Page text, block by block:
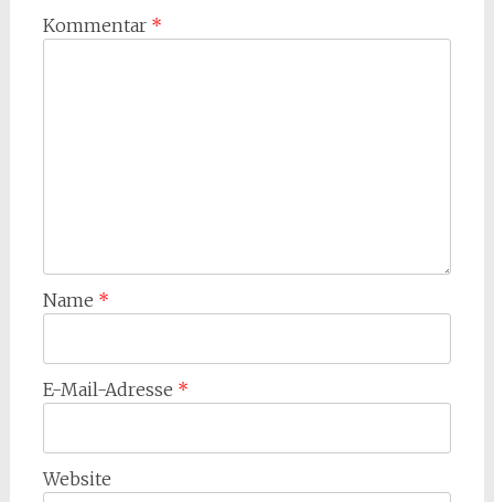
Kommentar *
Name *
E-Mail-Adresse *
Website